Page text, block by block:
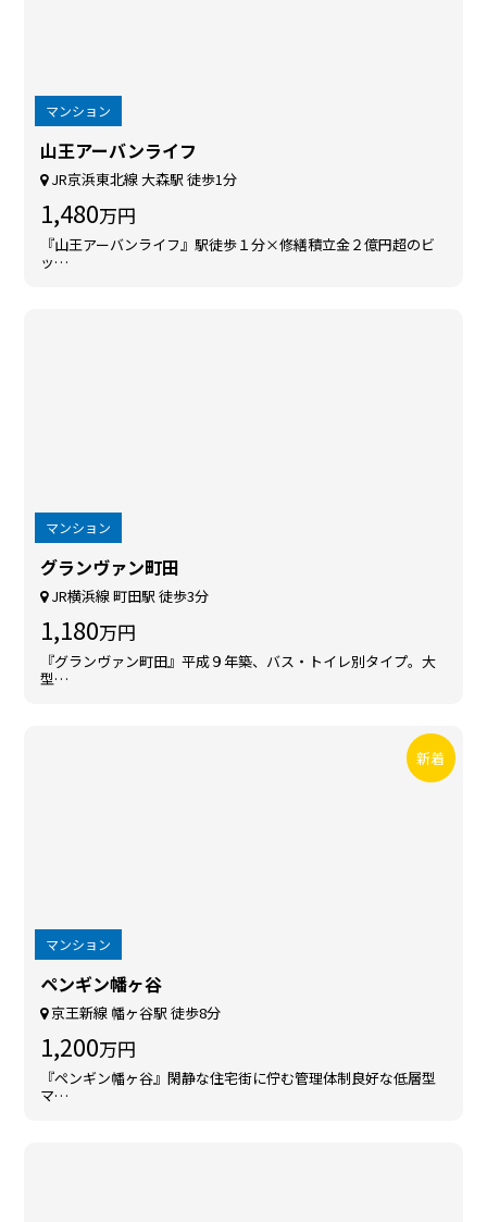
マンション
山王アーバンライフ
JR京浜東北線 大森駅 徒歩1分
1,480万円
『山王アーバンライフ』駅徒歩１分×修繕積立金２億円超のビ
ッ…
マンション
グランヴァン町田
JR横浜線 町田駅 徒歩3分
1,180万円
『グランヴァン町田』平成９年築、バス・トイレ別タイプ。大
型…
マンション
ペンギン幡ヶ谷
京王新線 幡ヶ谷駅 徒歩8分
1,200万円
『ペンギン幡ヶ谷』閑静な住宅街に佇む管理体制良好な低層型
マ…
新着